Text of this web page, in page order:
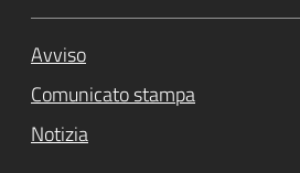
Avviso
Comunicato stampa
Notizia